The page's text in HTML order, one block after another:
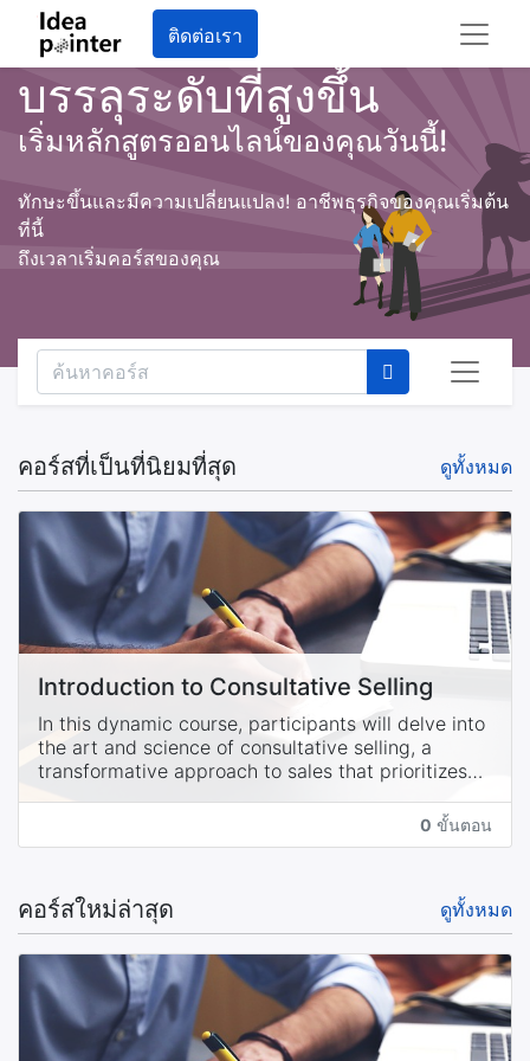
ติดต่อเรา
บรรลุระดับที่สูงขึ้น
เริ่มหลักสูตรออนไลน์ของคุณวันนี้!
ทักษะขึ้นและมีความเปลี่ยนแปลง! อาชีพธุรกิจของคุณเริ่มต้น
ที่นี้
ถึงเวลาเริ่มคอร์สของคุณ
ดูทั้งหมด
คอร์สที่เป็นที่นิยมที่สุด
Introduction to Consultative Selling
In this dynamic course, participants will delve into
the art and science of consultative selling, a
transformative approach to sales that prioritizes
each client. The class will explore foundational
principles such as active listening, empathy, and
Through interactive exercises and real-world case
studies, attendees will develop essential skills in
building long-term client relationships, adapting
sales strategies to diverse personalities, and
delivering value-driven solutions. By the end of the
course, participants will emerge with a
comprehensive understanding of consultative
0 ขั้นตอน
ดูทั้งหมด
คอร์สใหม่ล่าสุด